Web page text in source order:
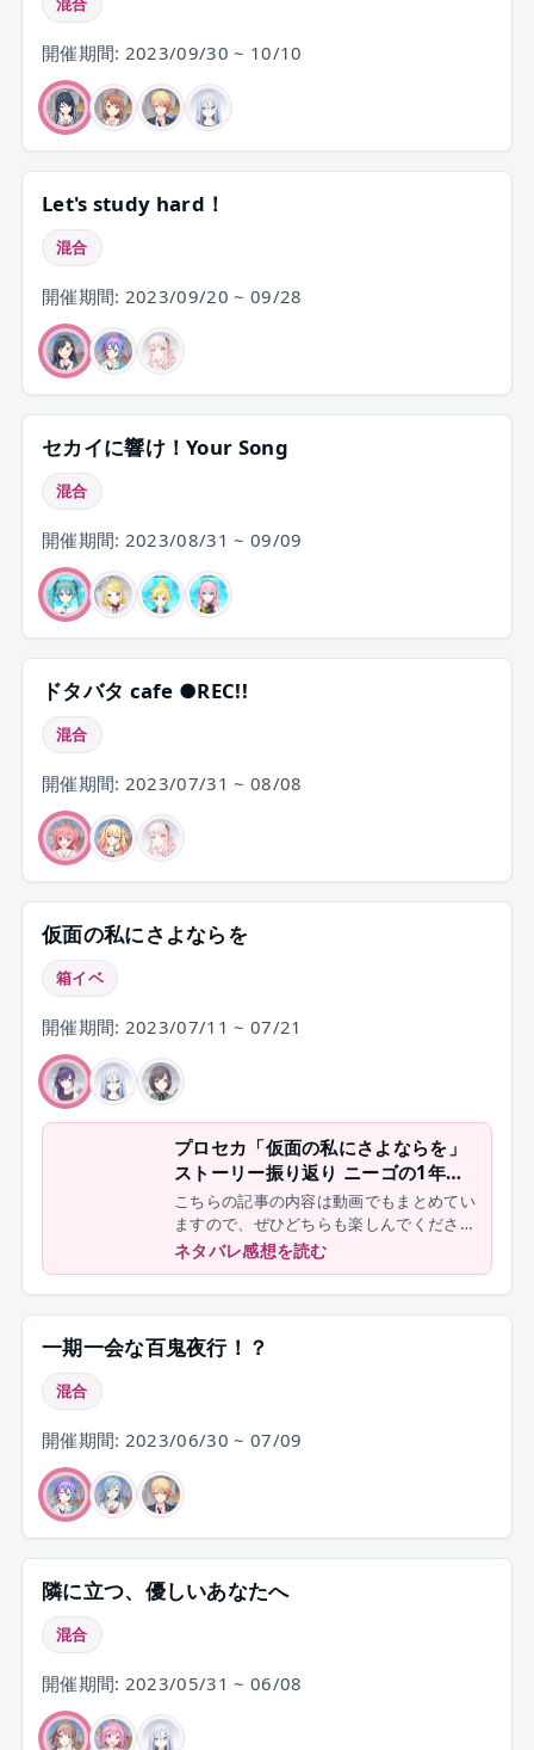
開催期間: 2023/09/30 ~ 10/10
Let's study hard！
混合
開催期間: 2023/09/20 ~ 09/28
セカイに響け！Your Song
混合
開催期間: 2023/08/31 ~ 09/09
ドタバタ cafe ●REC!!
混合
開催期間: 2023/07/31 ~ 08/08
仮面の私にさよならを
箱イベ
開催期間: 2023/07/11 ~ 07/21
プロセカ「仮面の私にさよならを」
ストーリー振り返り ニーゴの1年の
集大成【25時、ナイトコードで。】
こちらの記事の内容は動画でもまとめてい
ますので、ぜひどちらも楽しんでくださ
い。
ネタバレ感想を読む
一期一会な百鬼夜行！？
混合
開催期間: 2023/06/30 ~ 07/09
隣に立つ、優しいあなたへ
混合
開催期間: 2023/05/31 ~ 06/08